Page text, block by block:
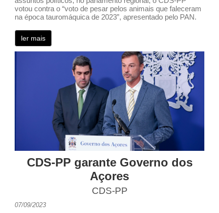
votou contra o “voto de pesar pelos animais que faleceram
na época tauromáquica de 2023”, apresentado pelo PAN.
ler mais
CDS-PP garante Governo dos
Açores
CDS-PP
07/09/2023